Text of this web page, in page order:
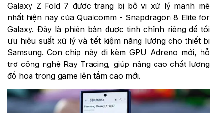
Galaxy Z Fold 7 được trang bị bộ vi xử lý mạnh mẽ
nhất hiện nay của Qualcomm - Snapdragon 8 Elite for
Galaxy. Đây là phiên bản được tinh chỉnh riêng để tối
ưu hiệu suất xử lý và tiết kiệm năng lượng cho thiết bị
Samsung. Con chip này đi kèm GPU Adreno mới, hỗ
trợ công nghệ Ray Tracing, giúp nâng cao chất lượng
đồ họa trong game lên tầm cao mới.